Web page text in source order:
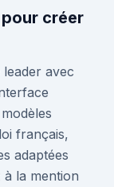
créer
avec
français,
adaptées
la mention